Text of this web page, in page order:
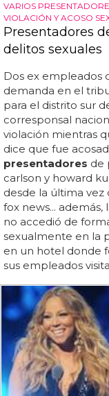
VARIOS
VIOLACIÓN Y ACOSO
Presentadores
delitos sexuales
Dos ex empleados
demanda en el
para el distrito sur
corresponsal
violación mientras
dice que fue
presentadores de
carlson y howard
desde la última vez
fox news...
no accedió de
sexualmente en la
en un hotel donde
sus empleados